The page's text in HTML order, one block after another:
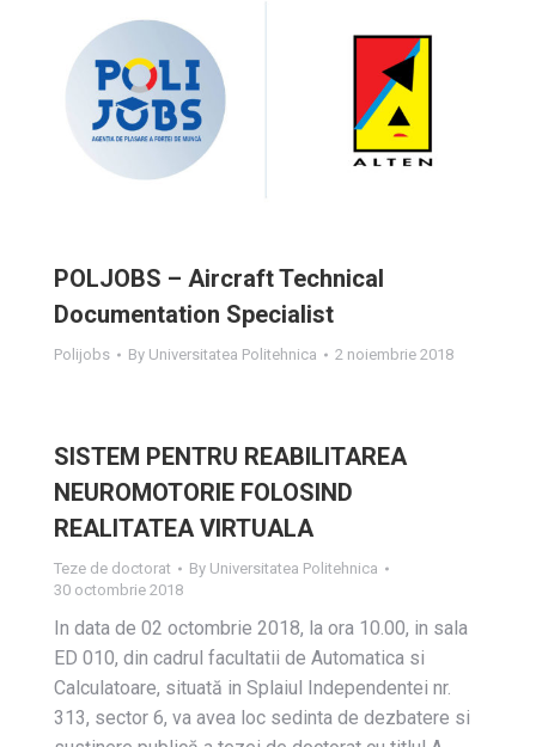
POLJOBS – Aircraft Technical
Documentation Specialist
Polijobs By Universitatea Politehnica 2 noiembrie 2018
SISTEM PENTRU REABILITAREA
NEUROMOTORIE FOLOSIND
REALITATEA VIRTUALA
Teze de doctorat By Universitatea Politehnica
30 octombrie 2018
In data de 02 octombrie 2018, la ora 10.00, in sala
ED 010, din cadrul facultatii de Automatica si
Calculatoare, situată in Splaiul Independentei nr.
313, sector 6, va avea loc sedinta de dezbatere si